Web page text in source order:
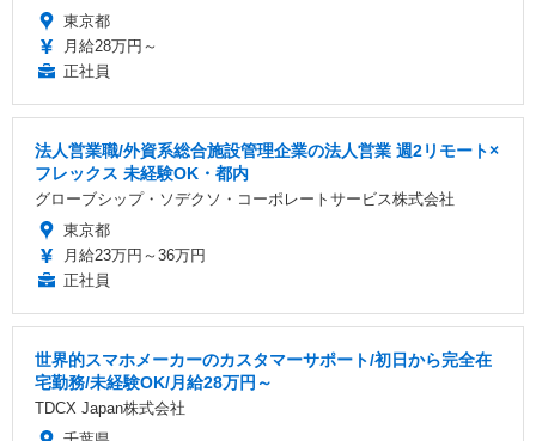
東京都
月給28万円～
正社員
法人営業職/外資系総合施設管理企業の法人営業 週2リモート×
フレックス 未経験OK・都内
グローブシップ・ソデクソ・コーポレートサービス株式会社
東京都
月給23万円～36万円
正社員
世界的スマホメーカーのカスタマーサポート/初日から完全在
宅勤務/未経験OK/月給28万円～
TDCX Japan株式会社